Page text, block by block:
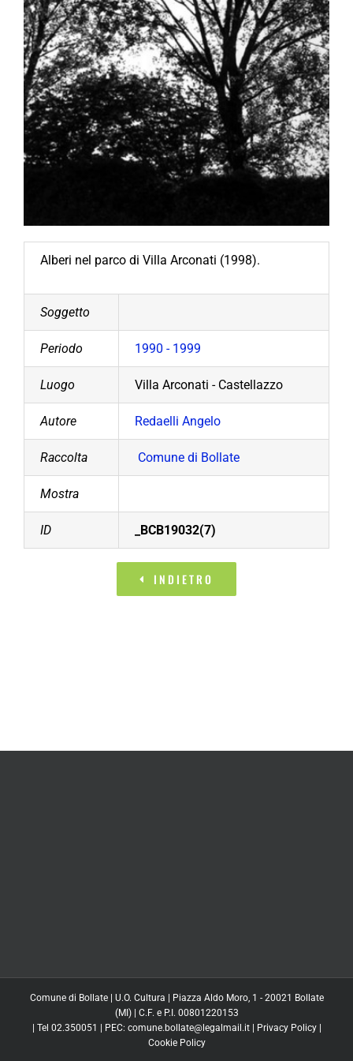
Alberi nel parco di Villa Arconati (1998).
Soggetto
Periodo 1990 - 1999
Luogo Villa Arconati - Castellazzo
Autore Redaelli Angelo
Raccolta Comune di Bollate
Mostra
ID _BCB19032(7)
INDIETRO
Comune di Bollate | U.O. Cultura | Piazza Aldo Moro, 1 - 20021 Bollate
(MI) | C.F. e P.I. 00801220153
| Tel 02.350051 | PEC: comune.bollate@legalmail.it |
Privacy Policy|
Cookie Policy